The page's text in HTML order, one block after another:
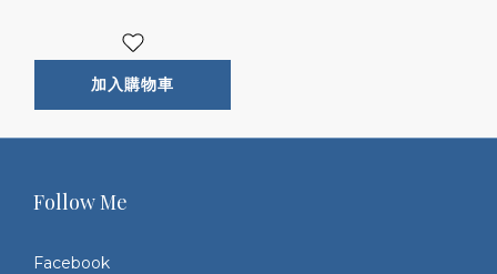
加入購物車
Follow Me
Facebook